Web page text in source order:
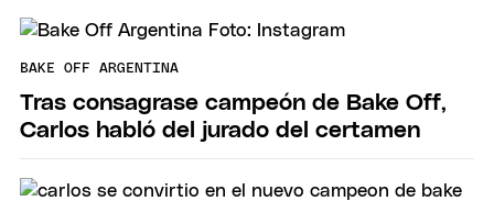
BAKE OFF ARGENTINA
Tras consagrase campeón de Bake Off,
Carlos habló del jurado del certamen